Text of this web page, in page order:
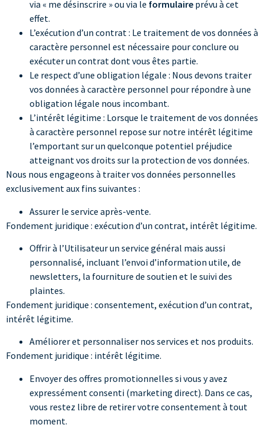
via « me désinscrire » ou via le formulaire prévu à cet
effet.
L’exécution d’un contrat : Le traitement de vos données à
caractère personnel est nécessaire pour conclure ou
exécuter un contrat dont vous êtes partie.
Le respect d’une obligation légale : Nous devons traiter
vos données à caractère personnel pour répondre à une
obligation légale nous incombant.
L’intérêt légitime : Lorsque le traitement de vos données
à caractère personnel repose sur notre intérêt légitime
l’emportant sur un quelconque potentiel préjudice
atteignant vos droits sur la protection de vos données.
Nous nous engageons à traiter vos données personnelles
exclusivement aux fins suivantes :
Assurer le service après-vente.
Fondement juridique : exécution d’un contrat, intérêt légitime.
Offrir à l’Utilisateur un service général mais aussi
personnalisé, incluant l’envoi d’information utile, de
newsletters, la fourniture de soutien et le suivi des
plaintes.
Fondement juridique : consentement, exécution d’un contrat,
intérêt légitime.
Améliorer et personnaliser nos services et nos produits.
Fondement juridique : intérêt légitime.
Envoyer des offres promotionnelles si vous y avez
expressément consenti (marketing direct). Dans ce cas,
vous restez libre de retirer votre consentement à tout
moment.